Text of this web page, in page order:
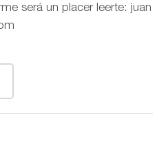
será un placer leerte: juan